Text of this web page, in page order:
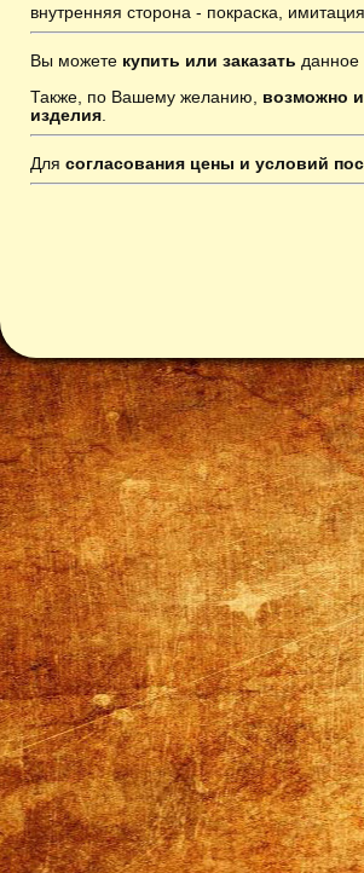
внутренняя сторона - покраска,
Вы можете купить или заказать данное
Также, по Вашему желанию, возможно
изделия
Для согласования цены и условий